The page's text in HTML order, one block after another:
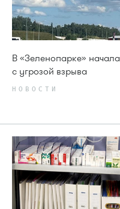
В «Зеленопарке»
с угрозой взрыва
НОВОСТИ